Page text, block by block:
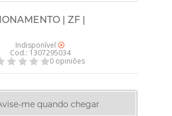
| ZF |
Indisponível
Cod.: 1307295034
0 opiniões
me quando chegar